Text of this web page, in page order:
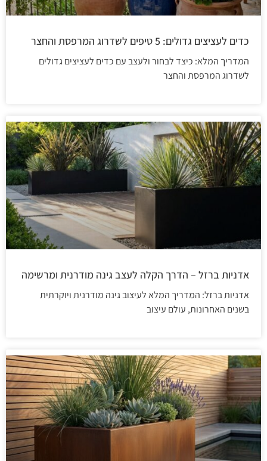
כדים לעציצים גדולים: 5 טיפים לשדרוג המרפסת והחצר
המדריך המלא: כיצד לבחור ולעצב עם כדים לעציצים גדולים
לשדרוג המרפסת והחצר
אדניות ברזל – הדרך הקלה לעצב גינה מודרנית ומרשימה
אדניות ברזל: המדריך המלא לעיצוב גינה מודרנית ויוקרתית
בשנים האחרונות, עולם עיצוב